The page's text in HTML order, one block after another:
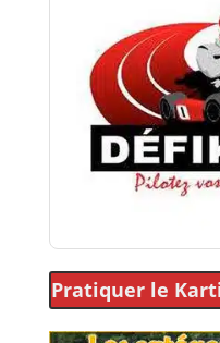
Pratiquer le